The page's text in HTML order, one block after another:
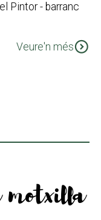
Pintor - barranc
Figuereta-El Xical-
Veure'n mésexpand_circle_down
motxilla